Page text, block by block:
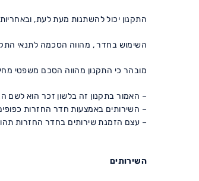
התקנון יכול להשתנות מעת לעת,
השימוש בחדר , מהווה הסכמה לתנאי
מובהר כי התקנון מהווה הסכם משפטי
– האמור בתקנון זה בלשון זכר הוא לשם
– השירותים באמצעות חדר החזרות
– עצם הזמנת שירותים בחדר החזרות
השירותים